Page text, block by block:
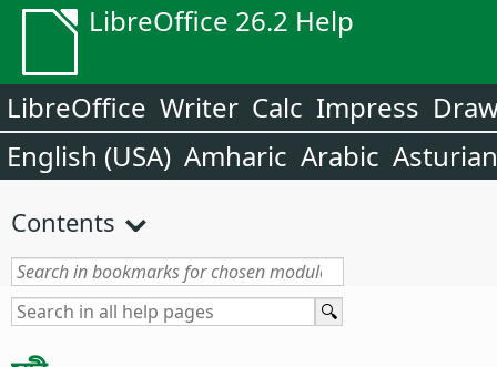
LibreOffice 26.2 Help
LibreOffice Writer Calc Impress
English (USA) Amharic Arabic Asturian
Contents